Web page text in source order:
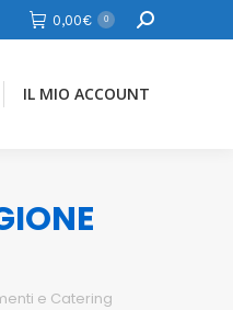
0,00€ 0 Cerca
IL MIO ACCOUNT
e Catering